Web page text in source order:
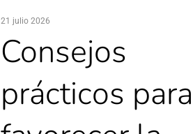
21 julio 2026
Consejos
prácticos para